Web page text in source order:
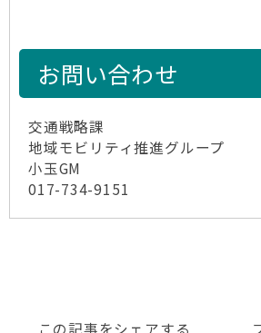
お問い合わせ
交通戦略課
地域モビリティ推進グループ
小玉GM
017-734-9151